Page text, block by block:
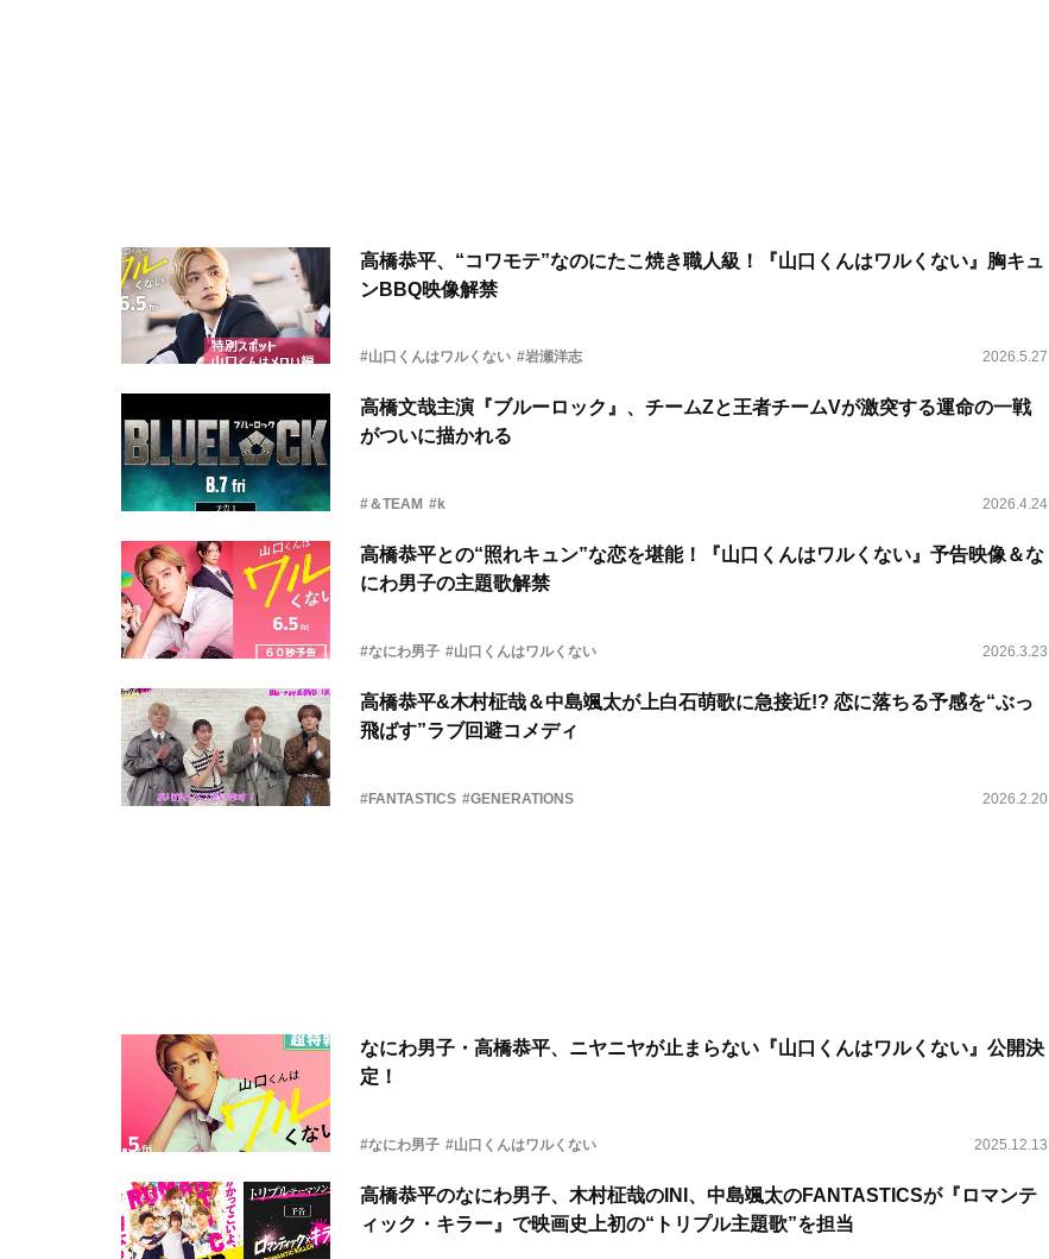
高橋恭平、“コワモテ”なのにたこ焼き職人級！『山口くんはワルくない』胸キュ
ンBBQ映像解禁
#山口くんはワルくない #岩瀬洋志 2026.5.27
高橋文哉主演『ブルーロック』、チームZと王者チームVが激突する運命の一戦
がついに描かれる
#＆TEAM #k 2026.4.24
高橋恭平との“照れキュン”な恋を堪能！『山口くんはワルくない』予告映像＆な
にわ男子の主題歌解禁
#なにわ男子 #山口くんはワルくない 2026.3.23
高橋恭平&木村柾哉＆中島颯太が上白石萌歌に急接近!? 恋に落ちる予感を“ぶっ
飛ばす”ラブ回避コメディ
#FANTASTICS #GENERATIONS 2026.2.20
なにわ男子・高橋恭平、ニヤニヤが止まらない『山口くんはワルくない』公開決
定！
#なにわ男子 #山口くんはワルくない 2025.12.13
高橋恭平のなにわ男子、木村柾哉のINI、中島颯太のFANTASTICSが『ロマンテ
ィック・キラー』で映画史上初の“トリプル主題歌”を担当